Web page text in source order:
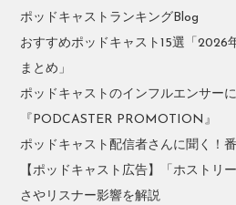
ポッドキャストランキングBlog
おすすめポッドキャスト15選「2026
まとめ」
ポッドキャストのインフルエンサー
『PODCASTER PROMOTION』
ポッドキャスト配信者さんに聞く！
【ポッドキャスト広告】「ホストリ
さやリスナー影響を解説